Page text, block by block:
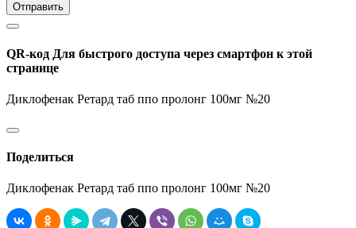
Отправить
QR-код Для быстрого доступа через смартфон к этой
странице
Диклофенак Ретард таб ппо пролонг 100мг №20
Поделиться
Диклофенак Ретард таб ппо пролонг 100мг №20